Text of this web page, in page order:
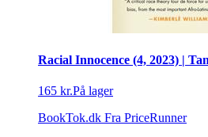
Racial Innocence (4, 2023) |
165 kr.På lager
BookTok.dk Fra PriceRunner